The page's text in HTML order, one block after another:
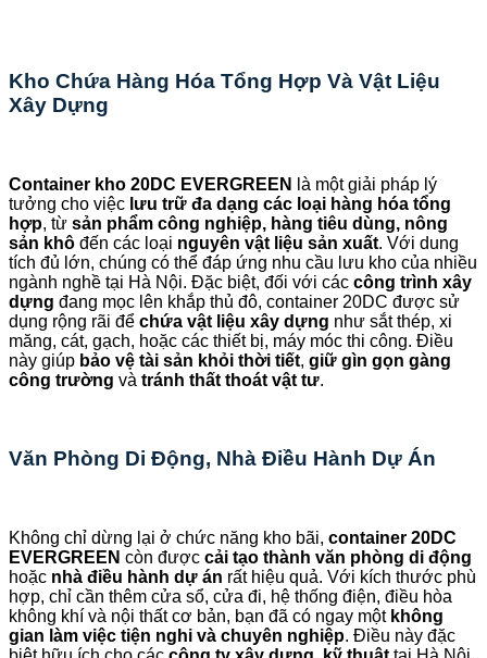
Kho Chứa Hàng Hóa Tổng Hợp Và Vật Liệu
Xây Dựng
Container kho 20DC EVERGREEN
là một giải pháp lý
tưởng cho việc lưu trữ đa dạng các loại hàng hóa tổng
hợp, từ sản phẩm công nghiệp, hàng tiêu dùng, nông
sản khô đến các loại nguyên vật liệu sản xuất. Với dung
tích đủ lớn, chúng có thể đáp ứng nhu cầu lưu kho của nhiều
ngành nghề tại Hà Nội. Đặc biệt, đối với các công trình xây
dựng đang mọc lên khắp thủ đô, container 20DC được sử
dụng rộng rãi để chứa vật liệu xây dựng như sắt thép, xi
măng, cát, gạch, hoặc các thiết bị, máy móc thi công. Điều
này giúp bảo vệ tài sản khỏi thời tiết, giữ gìn gọn gàng
công trường và tránh thất thoát vật tư.
Văn Phòng Di Động, Nhà Điều Hành Dự Án
Không chỉ dừng lại ở chức năng kho bãi, container 20DC
EVERGREEN còn được cải tạo thành văn phòng di động
hoặc nhà điều hành dự án rất hiệu quả. Với kích thước phù
hợp, chỉ cần thêm cửa sổ, cửa đi, hệ thống điện, điều hòa
không khí và nội thất cơ bản, bạn đã có ngay một không
gian làm việc tiện nghi và chuyên nghiệp. Điều này đặc